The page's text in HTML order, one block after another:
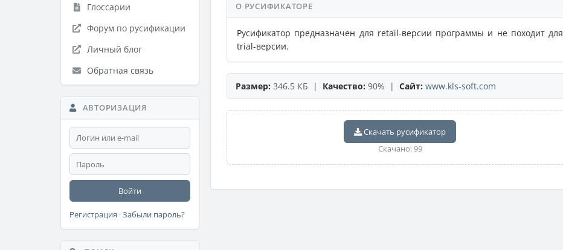
Глоссарии
Форум по русификации
Личный блог
Обратная связь
АВТОРИЗАЦИЯ
Войти
Регистрация ·Забыли пароль?
О РУСИФИКАТОРЕ
Русификатор предназначен для retail-версии программы и не походит для
trial-версии.
Размер: 346.5 КБ | Качество: 90% | Сайт: www.kls-soft.com
Скачать русификатор
Скачано: 99